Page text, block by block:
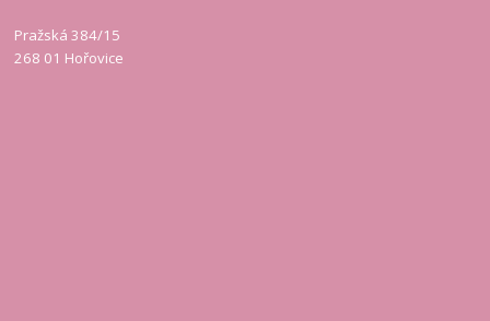
Pražská 384/15
268 01 Hořovice